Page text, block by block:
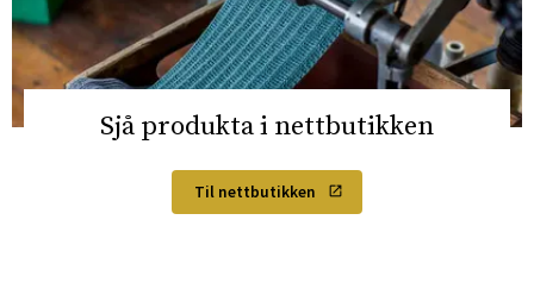
Sjå produkta i nettbutikken
Til nettbutikken